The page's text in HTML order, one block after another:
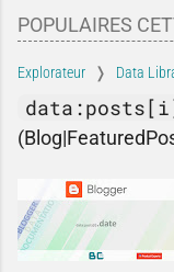
POPULAIRES
Explorateur Data